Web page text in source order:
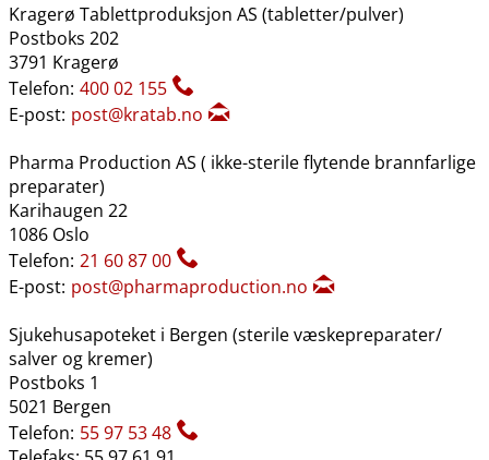
Kragerø Tablettproduksjon AS (tabletter​/​pulver)
Postboks 202
3791 Kragerø
Telefon: 400 02 155
E-post: post@kratab.no
Pharma Production AS ( ikke-sterile flytende brannfarlige
preparater)
Karihaugen 22
1086 Oslo
Telefon: 21 60 87 00
E-post: post@pharmaproduction.no
Sjukehusapoteket i Bergen (sterile væskepreparater​/​
salver og kremer)
Postboks 1
5021 Bergen
Telefon: 55 97 53 48